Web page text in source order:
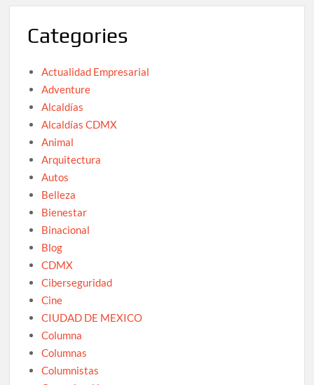
Categories
Actualidad Empresarial
Adventure
Alcaldías
Alcaldías CDMX
Animal
Arquitectura
Autos
Belleza
Bienestar
Binacional
Blog
CDMX
Ciberseguridad
Cine
CIUDAD DE MEXICO
Columna
Columnas
Columnistas